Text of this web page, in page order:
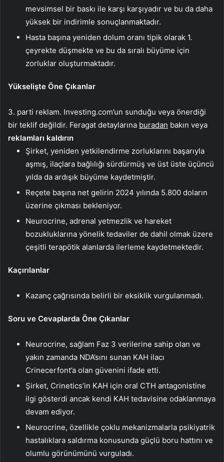
mevsimsel bir baskı ile karşı karşıyadır ve bu da daha
yüksek bir indirimle sonuçlanmaktadır.
Hasta başına yeniden dolum oranı tipik olarak 1.
çeyrekte düşmekte ve bu da sıralı büyüme için
zorluklar oluşturmaktadır.
Yükselişte Öne Çıkanlar
3. parti reklam. Investing.com’un sunduğu veya önerdiği
bir teklif değildir. Feragat detaylarına buradan bakın veya
reklamları kaldırın
Şirket, yeniden yetkilendirme zorluklarını başarıyla
aşmış, ilaçlara bağlılığı sürdürmüş ve üst üste üçüncü
yılda da ardışık büyüme kaydetmiştir.
Reçete başına net gelirin 2024 yılında 5.800 doların
üzerine çıkması bekleniyor.
Neurocrine, adrenal yetmezlik ve hareket
bozukluklarına yönelik tedaviler de dahil olmak üzere
çeşitli terapötik alanlarda ilerleme kaydetmektedir.
Kaçırılanlar
Kazanç çağrısında belirli bir eksiklik vurgulanmadı.
Soru ve Cevaplarda Öne Çıkanlar
Neurocrine, sağlam Faz 3 verilerine sahip olan ve
yakın zamanda NDA’sını sunan KAH ilacı
Crinecerfont’a olan güvenini ifade etti.
Şirket, Crinetics’in KAH için oral CTH antagonistine
ilgi gösterdi ancak kendi KAH tedavisine odaklanmaya
devam ediyor.
Neurocrine, özellikle çoklu mekanizmalarla psikiyatrik
hastalıklara saldırma konusunda güçlü boru hattını ve
olumlu görünümünü vurguladı.